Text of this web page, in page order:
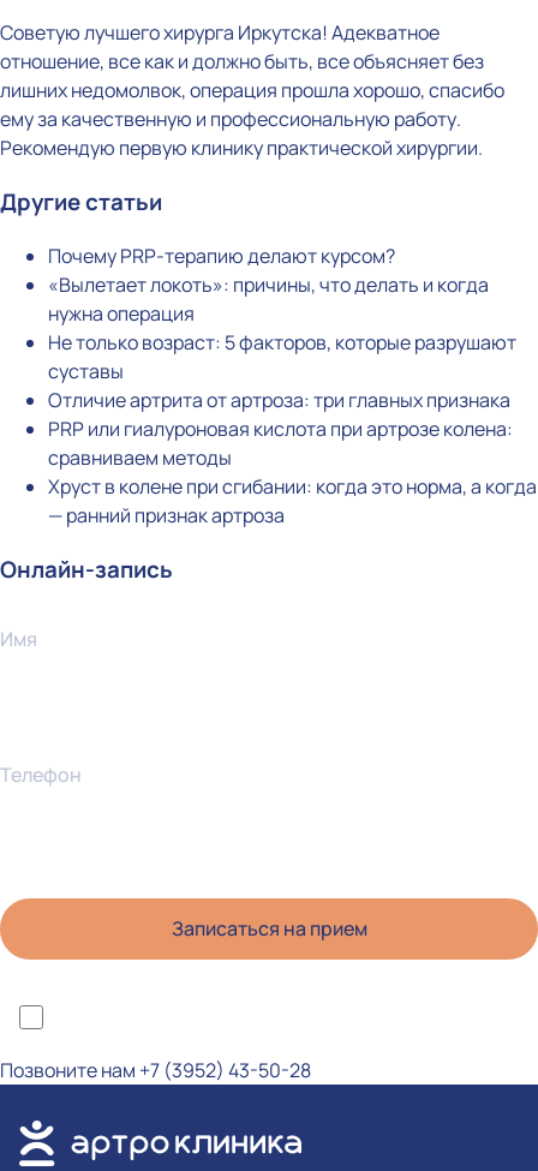
Советую лучшего хирурга Иркутска! Адекватное
отношение, все как и должно быть, все объясняет без
лишних недомолвок, операция прошла хорошо, спасибо
ему за качественную и профессиональную работу.
Рекомендую первую клинику практической хирургии.
Другие статьи
Почему PRP-терапию делают курсом?
«Вылетает локоть»: причины, что делать и когда
нужна операция
Не только возраст: 5 факторов, которые разрушают
суставы
Отличие артрита от артроза: три главных признака
PRP или гиалуроновая кислота при артрозе колена:
сравниваем методы
Хруст в колене при сгибании: когда это норма, а когда
— ранний признак артроза
Онлайн-запись
Имя
Телефон
Позвоните нам +7 (3952) 43-50-28